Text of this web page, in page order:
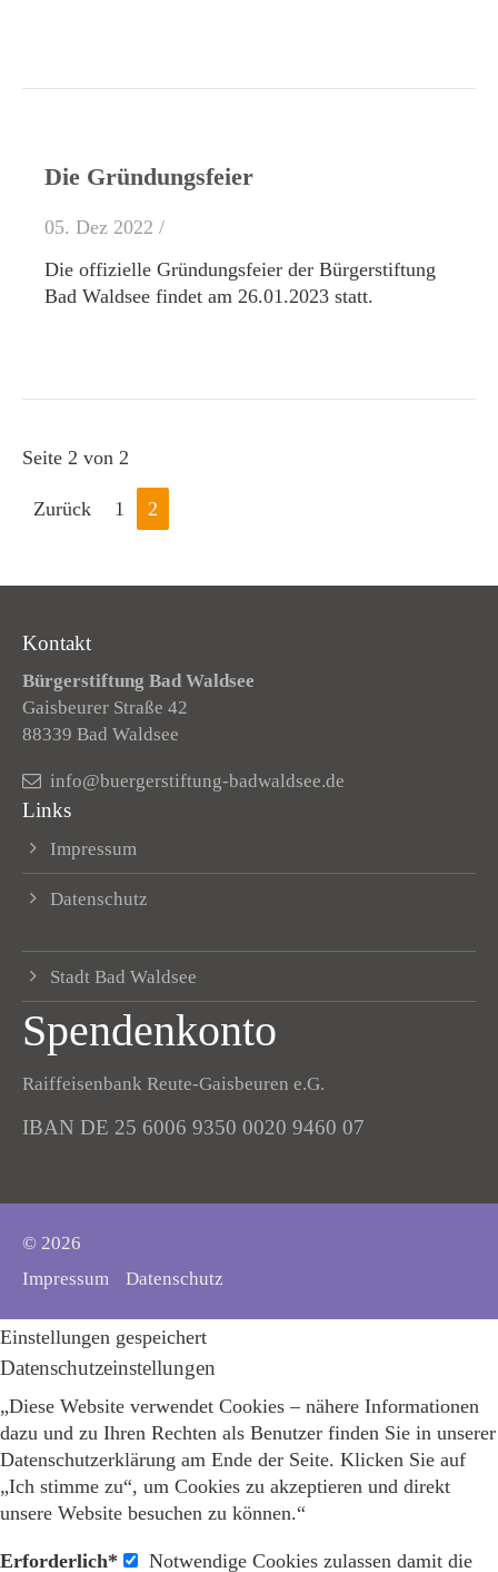
Die Gründungsfeier
05. Dez 2022 /
Die offizielle Gründungsfeier der Bürgerstiftung
Bad Waldsee findet am 26.01.2023 statt.
Seite 2 von 2
Zurück 1 2
Kontakt
Bürgerstiftung Bad Waldsee
Gaisbeurer Straße 42
88339 Bad Waldsee
info@buergerstiftung-badwaldsee.de
Links
Impressum
Datenschutz
Stadt Bad Waldsee
Spendenkonto
Raiffeisenbank Reute-Gaisbeuren e.G.
IBAN DE 25 6006 9350 0020 9460 07
© 2026
Impressum
Datenschutz
Einstellungen gespeichert
Datenschutzeinstellungen
„Diese Website verwendet Cookies – nähere Informationen
dazu und zu Ihren Rechten als Benutzer finden Sie in unserer
Datenschutzerklärung am Ende der Seite. Klicken Sie auf
„Ich stimme zu“, um Cookies zu akzeptieren und direkt
unsere Website besuchen zu können.“
Erforderlich* Notwendige Cookies zulassen damit die